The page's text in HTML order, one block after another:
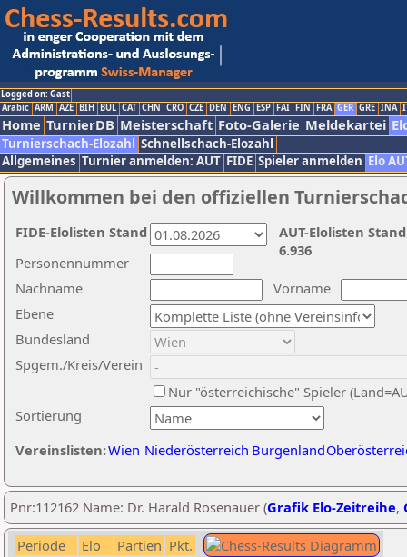
Logged on: Gast
Arabic ARM AZE BIH BUL CAT CHN CRO CZE DEN ENG ESP FAI FIN FRA GER GRE INA
Home TurnierDB Meisterschaft Foto-Galerie Meldekartei
Turnierschach-Elozahl Schnellschach-Elozahl
Allgemeines Turnier anmelden: AUT FIDE Spieler anmelden Elo
Willkommen bei den offiziellen
Nachname
Vorname
Ebene
Sortierung
Personennummer
Bundesland
Spgem./Kreis/Verein
Nur "österreichische" Spieler
Vereinslisten:Wien Niederösterreich Burgenland
AUT-Elolisten
6.936
FIDE-Elolisten Stand
Pnr:112162 Name: Dr. Harald Rosenauer (Grafik Elo-Zeitreihe,
Periode Elo Partien Pkt.